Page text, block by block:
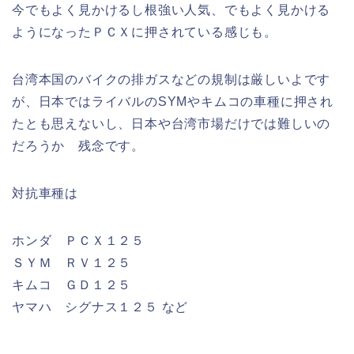
今でもよく見かけるし根強い人気、でもよく見かける
ようになったＰＣＸに押されている感じも。
台湾本国のバイクの排ガスなどの規制は厳しいよです
が、日本ではライバルのSYMやキムコの車種に押され
たとも思えないし、日本や台湾市場だけでは難しいの
だろうか 残念です。
対抗車種は
ホンダ ＰＣＸ１２５
ＳＹＭ ＲＶ１２５
キムコ ＧＤ１２５
ヤマハ シグナス１２５ など